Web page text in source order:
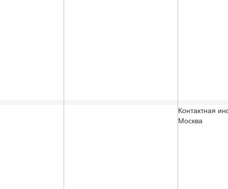
Контактная
Москва